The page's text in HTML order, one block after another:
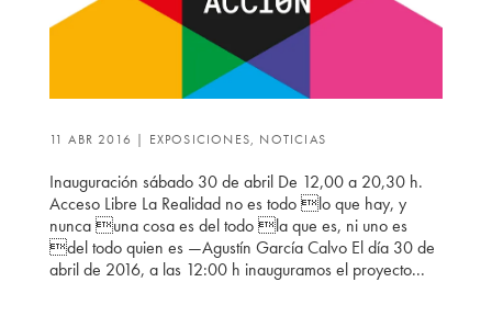
11 ABR 2016 | EXPOSICIONES, NOTICIAS
Inauguración sábado 30 de abril De 12,00 a 20,30 h.
Acceso Libre La Realidad no es todo lo que hay, y
nunca una cosa es del todo la que es, ni uno es
del todo quien es —Agustín García Calvo El día 30 de
abril de 2016, a las 12:00 h inauguramos el proyecto...